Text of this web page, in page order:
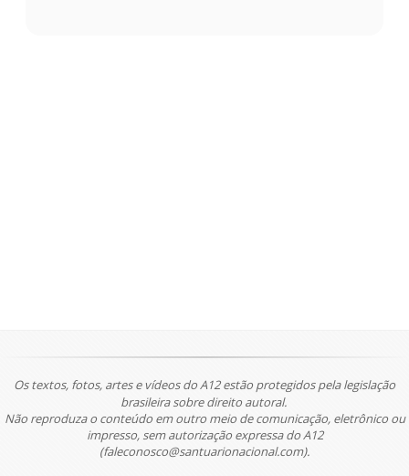
Os textos, fotos, artes e vídeos do A12 estão protegidos pela legislação
brasileira sobre direito autoral.
Não reproduza o conteúdo em outro meio de comunicação, eletrônico ou
impresso, sem autorização expressa do A12
(faleconosco@santuarionacional.com).